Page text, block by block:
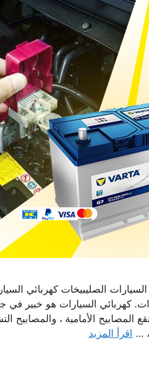
الصليبيخات كهربائي
كهربائي السيارات هو خبير في
الأمامية ، والمصابيح
، … اقرأ المزيد